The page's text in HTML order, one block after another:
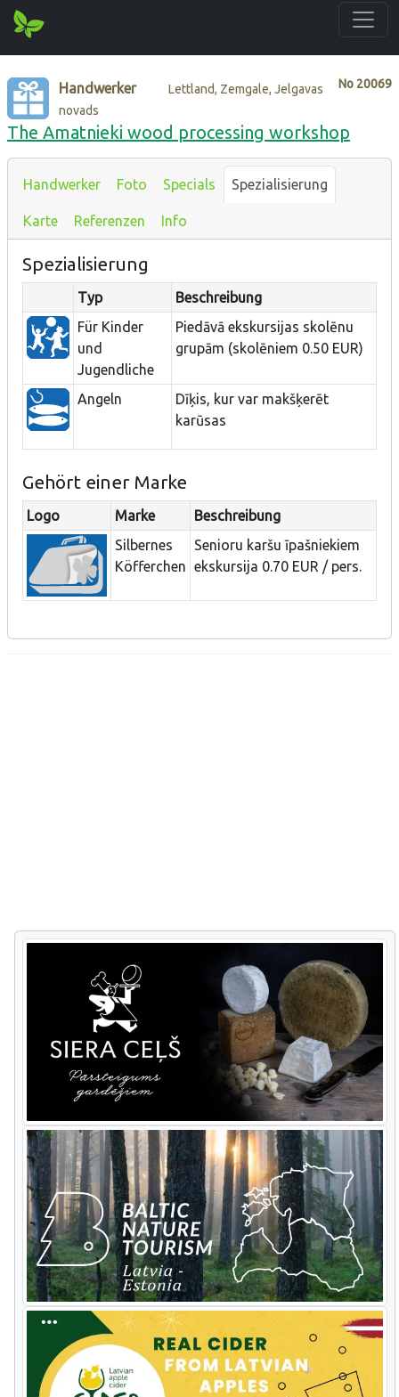
No 20069
Handwerker
Lettland, Zemgale, Jelgavas
novads
The Amatnieki wood processing workshop
Handwerker Foto Specials Spezialisierung
Karte Referenzen Info
Spezialisierung
Typ
Beschreibung
Für Kinder
und
Jugendliche
Piedāvā ekskursijas skolēnu
grupām (skolēniem 0.50 EUR)
Angeln
Dīķis, kur var makšķerēt
karūsas
Gehört einer Marke
Logo Marke
Beschreibung
Silbernes
Köfferchen
Senioru karšu īpašniekiem
ekskursija 0.70 EUR / pers.